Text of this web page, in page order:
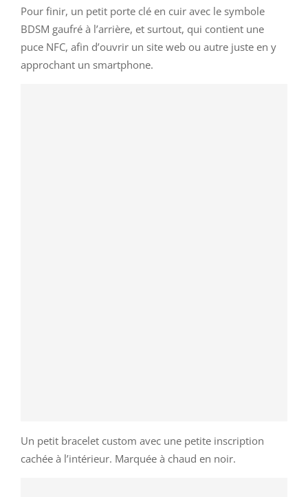
Pour finir, un petit porte clé en cuir avec le symbole
BDSM gaufré à l’arrière, et surtout, qui contient une
puce NFC, afin d’ouvrir un site web ou autre juste en y
approchant un smartphone.
Un petit bracelet custom avec une petite inscription
cachée à l’intérieur. Marquée à chaud en noir.